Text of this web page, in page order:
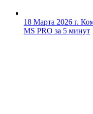
18 Марта 2026 г.
MS PRO за 5 минут